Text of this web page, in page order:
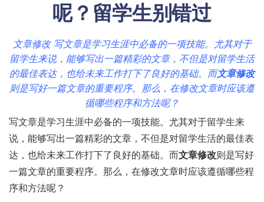
呢？留学生别错过
文章修改 写文章是学习生涯中必备的一项技能。尤其对于
留学生来说，能够写出一篇精彩的文章，不但是对留学生活
的最佳表达，也给未来工作打下了良好的基础。而文章修改
则是写好一篇文章的重要程序。那么，在修改文章时应该遵
循哪些程序和方法呢？
写文章是学习生涯中必备的一项技能。尤其对于留学生来
说，能够写出一篇精彩的文章，不但是对留学生活的最佳表
达，也给未来工作打下了良好的基础。而文章修改则是写好
一篇文章的重要程序。那么，在修改文章时应该遵循哪些程
序和方法呢？